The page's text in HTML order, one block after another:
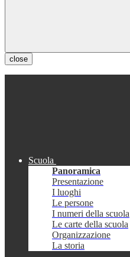
close
Scuola
Panoramica
Presentazione
I luoghi
Le persone
I numeri della scuola
Le carte della scuola
Organizzazione
La storia